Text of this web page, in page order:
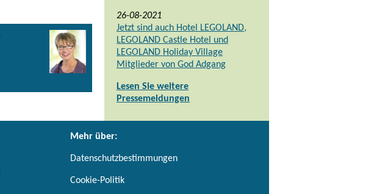
26-08-2021
Jetzt sind auch Hotel LEGOLAND,
LEGOLAND Castle Hotel und
LEGOLAND Holiday Village
Mitglieder von God Adgang
Lesen Sie weitere
Pressemeldungen
Mehr über:
Datenschutzbestimmungen
Cookie-Politik